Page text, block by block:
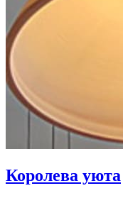
Королева уюта